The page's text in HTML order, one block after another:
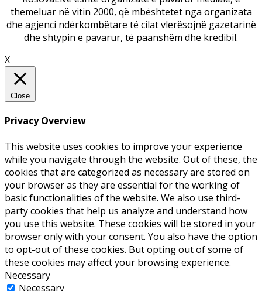
themeluar në vitin 2000, që mbështetet nga organizata
dhe agjenci ndërkombëtare të cilat vlerësojnë gazetarinë
dhe shtypin e pavarur, të paanshëm dhe kredibil.
X
Close
Privacy Overview
This website uses cookies to improve your experience
while you navigate through the website. Out of these, the
cookies that are categorized as necessary are stored on
your browser as they are essential for the working of
basic functionalities of the website. We also use third-
party cookies that help us analyze and understand how
you use this website. These cookies will be stored in your
browser only with your consent. You also have the option
to opt-out of these cookies. But opting out of some of
these cookies may affect your browsing experience.
Necessary
Necessary